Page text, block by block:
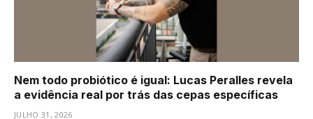
Nem todo probiótico é igual: Lucas Peralles revela
a evidência real por trás das cepas específicas
JULHO 31, 2026